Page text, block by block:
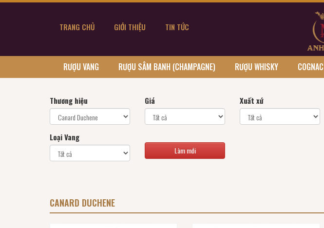
TRANG CHỦ GIỚI THIỆU TIN TỨC
RƯỢU VANG RƯỢU SÂM BANH (CHAMPAGNE) RƯỢU WHISKY COGNAC
Thương hiệu Giá Xuất xứ
Loại Vang
Làm mới
CANARD DUCHENE